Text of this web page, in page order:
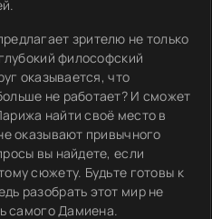
зрителю не только
философский
оказывается, что
не работает? И сможет
найти своё место в
оказывают привычного
вы найдете, если
сюжету. Будьте готовы к
разобрать этот мир не
самого Дамиена.